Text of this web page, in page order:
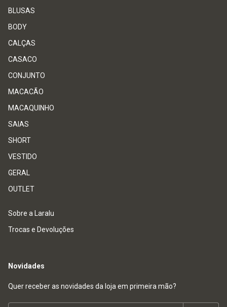
BLUSAS
BODY
CALÇAS
CASACO
CONJUNTO
MACACÃO
MACAQUINHO
SAIAS
SHORT
VESTIDO
GERAL
OUTLET
Sobre a Laralu
Trocas e Devoluções
Novidades
Quer receber as novidades da loja em primeira mão?